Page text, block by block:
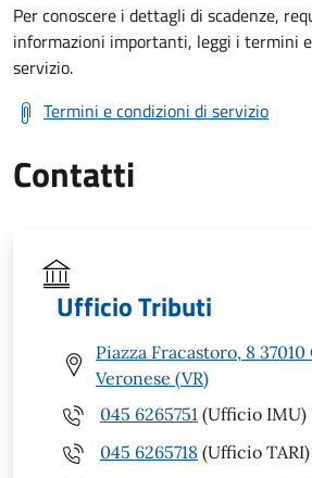
Per conoscere i dettagli di scadenze,
informazioni importanti, leggi i termini
servizio.
Termini e condizioni di servizio
Contatti
Ufficio Tributi
Piazza Fracastoro, 8 37010
Veronese (VR)
045 6265751 (Ufficio IMU)
045 6265718 (Ufficio TARI)